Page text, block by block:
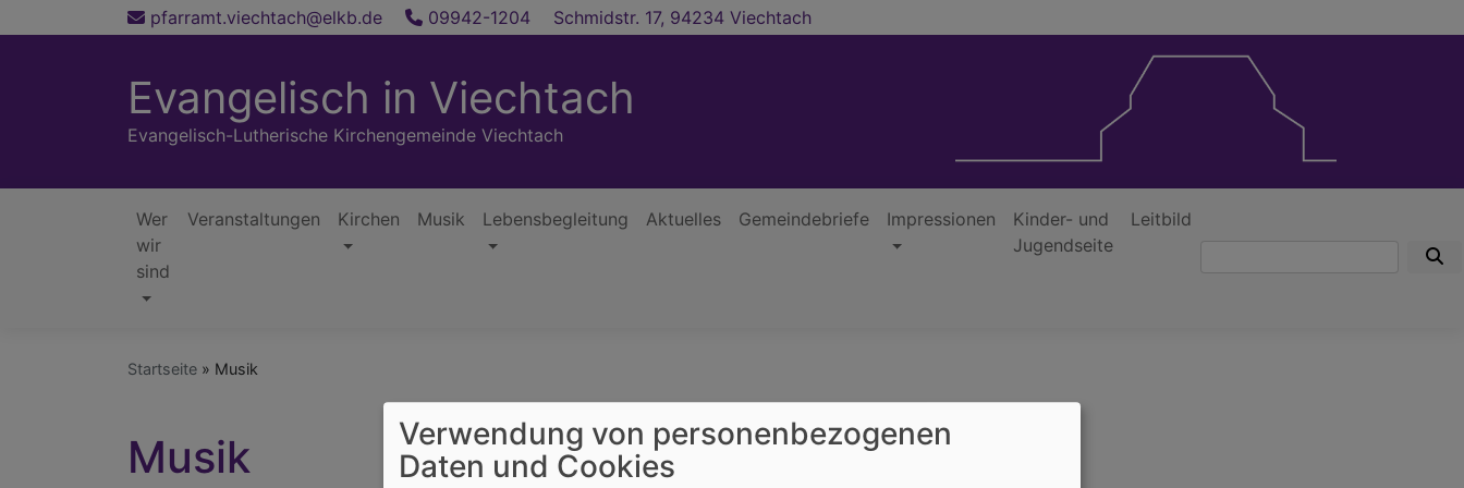
zum
pfarramt.viechtach@elkb.de 09942-1204 Schmidstr. 17, 94234 Viechtach
Evangelisch in Viechtach
Evangelisch-Lutherische Kirchengemeinde Viechtach
Hauptnavigation
Wer
wir
sind
Veranstaltungen Kirchen Musik Lebensbegleitung Aktuelles Gemeindebriefe Impressionen
Kinder- und
Jugendseite
Leitbild
Startseite Musik
Musik
Verwendung von personenbezogenen
Daten und Cookies